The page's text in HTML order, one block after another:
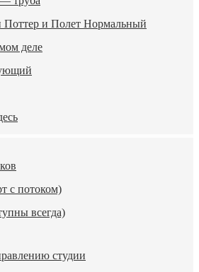
Поттер и Полет Нормальный
деле
с потоком)
всегда)
студии